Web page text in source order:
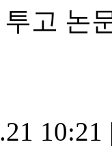
고 논
10:21